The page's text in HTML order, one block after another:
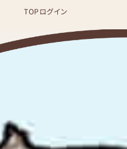
TOPログイン